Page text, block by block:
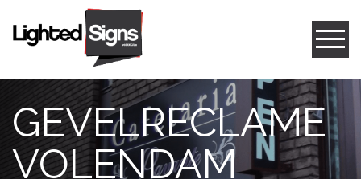
Gevelreclame
Box letters
GEVELRECLAME
VOLENDAM